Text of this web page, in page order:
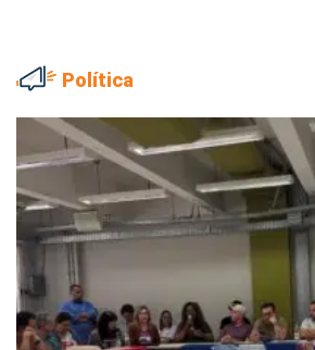
Política